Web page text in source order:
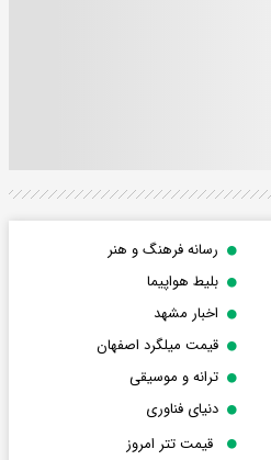
رسانه فرهنگ و هنر
بلیط هواپیما
اخبار مشهد
قیمت میلگرد اصفهان
ترانه و موسیقی
دنیای فناوری
قیمت تتر امروز